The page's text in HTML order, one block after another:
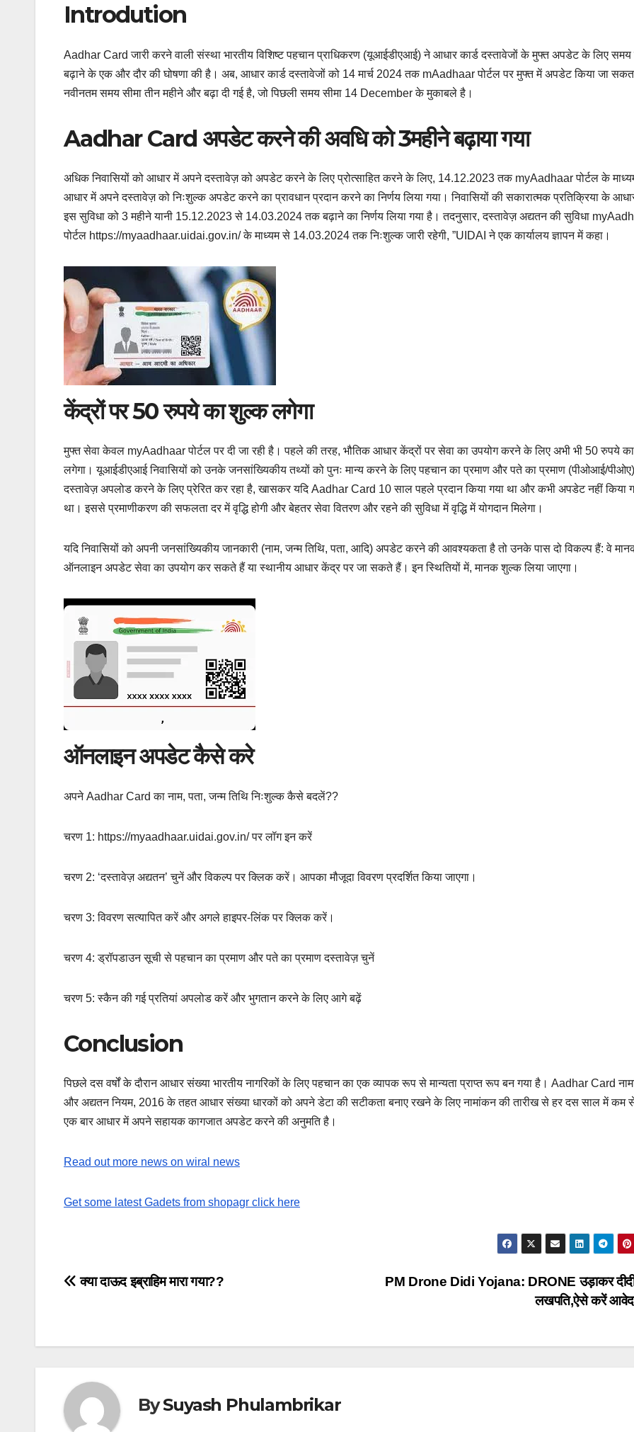
Introdution
Aadhar Card जारी करने वाली संस्था भारतीय विशिष्ट पहचान प्राधिकरण (यूआईडीएआई) ने आधार कार्ड दस्तावेजों के मुफ्त अपडेट के लिए समय
बढ़ाने के एक और दौर की घोषणा की है। अब, आधार कार्ड दस्तावेजों को 14 मार्च 2024 तक mAadhaar पोर्टल पर मुफ्त में अपडेट किया जा
नवीनतम समय सीमा तीन महीने और बढ़ा दी गई है, जो पिछली समय सीमा 14 December के मुकाबले है।
Aadhar Card अपडेट करने की अवधि को 3महीने बढ़ाया गया
अधिक निवासियों को आधार में अपने दस्तावेज़ को अपडेट करने के लिए प्रोत्साहित करने के लिए, 14.12.2023 तक myAadhaar पोर्टल के
आधार में अपने दस्तावेज़ को निःशुल्क अपडेट करने का प्रावधान प्रदान करने का निर्णय लिया गया। निवासियों की सकारात्मक प्रतिक्रिया के
इस सुविधा को 3 महीने यानी 15.12.2023 से 14.03.2024 तक बढ़ाने का निर्णय लिया गया है। तदनुसार, दस्तावेज़ अद्यतन की सुविधा
पोर्टल https://myaadhaar.uidai.gov.in/ के माध्यम से 14.03.2024 तक निःशुल्क जारी रहेगी, ”UIDAI ने एक कार्यालय ज्ञापन में कहा।
केंद्रों पर 50 रुपये का शुल्क लगेगा
मुफ्त सेवा केवल myAadhaar पोर्टल पर दी जा रही है। पहले की तरह, भौतिक आधार केंद्रों पर सेवा का उपयोग करने के लिए अभी भी 50 रुपये
लगेगा। यूआईडीएआई निवासियों को उनके जनसांख्यिकीय तथ्यों को पुनः मान्य करने के लिए पहचान का प्रमाण और पते का प्रमाण (पीओआई/पीओए)
दस्तावेज़ अपलोड करने के लिए प्रेरित कर रहा है, खासकर यदि Aadhar Card 10 साल पहले प्रदान किया गया था और कभी अपडेट नहीं किया
था। इससे प्रमाणीकरण की सफलता दर में वृद्धि होगी और बेहतर सेवा वितरण और रहने की सुविधा में वृद्धि में योगदान मिलेगा।
यदि निवासियों को अपनी जनसांख्यिकीय जानकारी (नाम, जन्म तिथि, पता, आदि) अपडेट करने की आवश्यकता है तो उनके पास दो विकल्प हैं: वे
ऑनलाइन अपडेट सेवा का उपयोग कर सकते हैं या स्थानीय आधार केंद्र पर जा सकते हैं। इन स्थितियों में, मानक शुल्क लिया जाएगा।
ऑनलाइन अपडेट कैसे करे
अपने Aadhar Card का नाम, पता, जन्म तिथि निःशुल्क कैसे बदलें??
चरण 1: https://myaadhaar.uidai.gov.in/ पर लॉग इन करें
चरण 2: ‘दस्तावेज़ अद्यतन’ चुनें और विकल्प पर क्लिक करें। आपका मौजूदा विवरण प्रदर्शित किया जाएगा।
चरण 3: विवरण सत्यापित करें और अगले हाइपर-लिंक पर क्लिक करें।
चरण 4: ड्रॉपडाउन सूची से पहचान का प्रमाण और पते का प्रमाण दस्तावेज़ चुनें
चरण 5: स्कैन की गई प्रतियां अपलोड करें और भुगतान करने के लिए आगे बढ़ें
Conclusion
पिछले दस वर्षों के दौरान आधार संख्या भारतीय नागरिकों के लिए पहचान का एक व्यापक रूप से मान्यता प्राप्त रूप बन गया है। Aadhar Card
और अद्यतन नियम, 2016 के तहत आधार संख्या धारकों को अपने डेटा की सटीकता बनाए रखने के लिए नामांकन की तारीख से हर दस साल में कम
एक बार आधार में अपने सहायक कागजात अपडेट करने की अनुमति है।
Read out more news on wiral news
Get some latest Gadets from shopagr click here
Post
PM Drone Didi Yojana: DRONE उड़ाकर दीदी
लखपति,ऐसे करें
क्या दाऊद इब्राहिम मारा गया??
BySuyash Phulambrikar